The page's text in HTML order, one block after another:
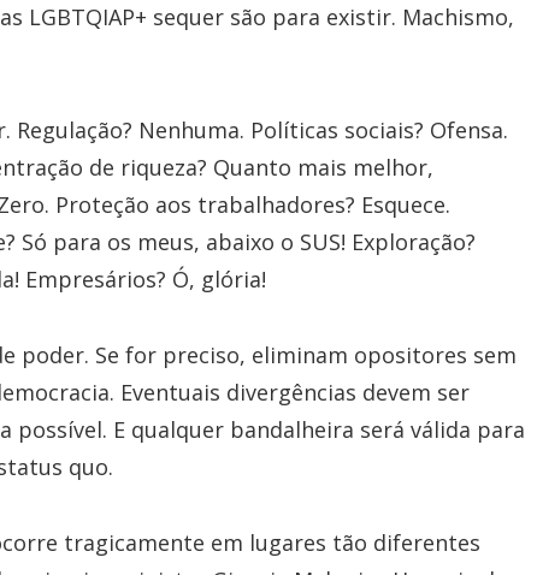
LGBTQIAP+ sequer são para existir. Machismo,
Nenhuma. Políticas sociais? Ofensa.
de riqueza? Quanto mais melhor,
Proteção aos trabalhadores? Esquece.
Só para os meus, abaixo o SUS! Exploração?
Empresários? Ó, glória!
poder. Se for preciso, eliminam opositores sem
Eventuais divergências devem ser
E qualquer bandalheira será válida para
quo.
tragicamente em lugares tão diferentes